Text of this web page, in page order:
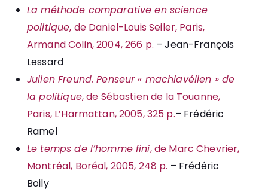
La méthode comparative en science
politique, de Daniel-Louis Seiler, Paris,
Armand Colin, 2004, 266 p. – Jean-François
Lessard
Julien Freund. Penseur « machiavélien » de
la politique, de Sébastien de la Touanne,
Paris, L’Harmattan, 2005, 325 p.– Frédéric
Ramel
Le temps de l’homme fini, de Marc Chevrier,
Montréal, Boréal, 2005, 248 p. – Frédéric
Boily